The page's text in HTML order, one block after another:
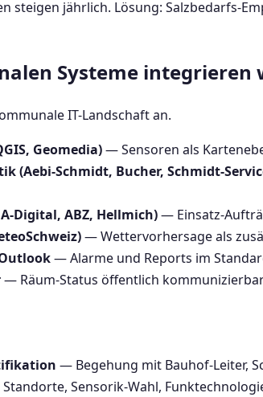
steigen jährlich. Lösung: Salzbedarfs-
Systeme integrieren
IT-Landschaft an.
Geomedia)— Sensoren als
(Aebi-Schmidt, Bucher, Schmidt-
Digital, ABZ, Hellmich)— Einsatz-
— Wettervorhersage als
— Alarme und Reports im
— Räum-Status öffentlich
— Begehung mit Bauhof-Leiter,
Sensorik-Wahl,